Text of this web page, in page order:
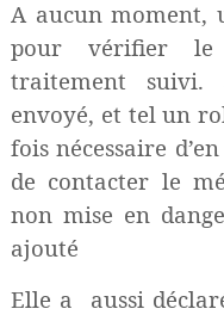
A aucun moment,
pour vérifier le
traitement
envoyé, et tel un
fois nécessaire
de contacter le
non mise en
ajouté
Elle a
aussi